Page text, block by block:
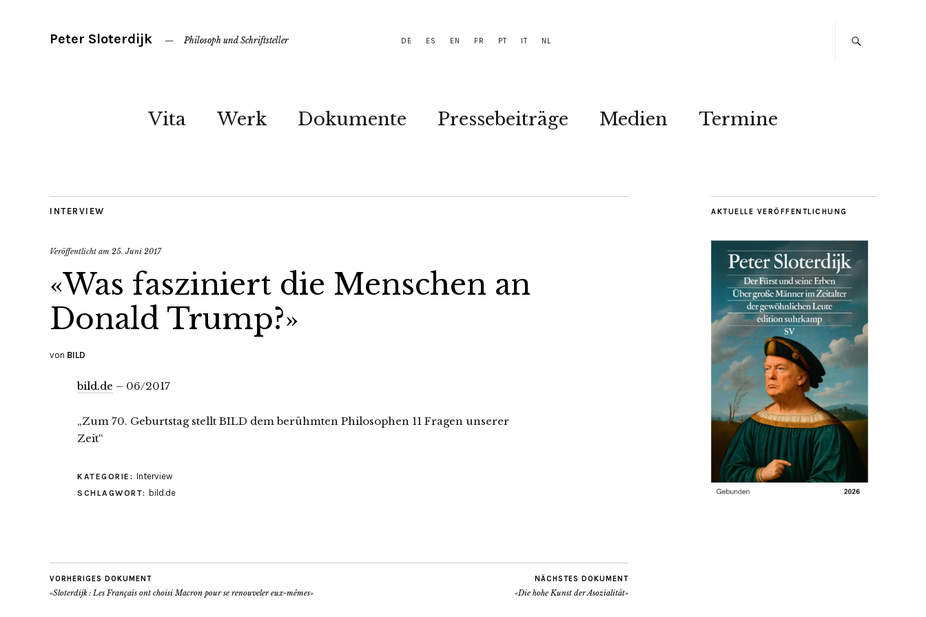
DE ES EN FR PT IT NL
Peter Sloterdijk Philosoph und Schriftsteller
Vita Werk Dokumente Pressebeiträge Medien Termine
INTERVIEW
Veröffentlicht am 25. Juni 2017
«Was fasziniert die Menschen an
Donald Trump?»
von BILD
bild.de – 06/2017
„Zum 70. Geburtstag stellt BILD dem berühmten Philosophen 11 Fragen unserer
Zeit“
KATEGORIE: Interview
SCHLAGWORT: bild.de
VORHERIGES DOKUMENT
«Sloterdijk : Les Français ont choisi Macron pour se renouveler eux-mêmes»
NÄCHSTES DOKUMENT
«Die hohe Kunst der Asozialität»
AKTUELLE VERÖFFENTLICHUNG